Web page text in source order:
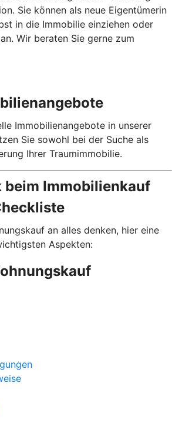
Sie können als neue Eigentümerin
in die Immobilie einziehen oder
Wir beraten Sie gerne zum
Immobilienangebote in unserer
Sie sowohl bei der Suche als
Ihrer Traumimmobilie.
beim Immobilienkauf
an alles denken, hier eine
Aspekten: